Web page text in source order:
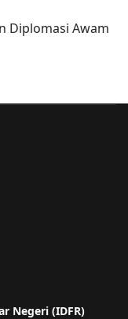
Diplomasi Awam
Negeri (IDFR)